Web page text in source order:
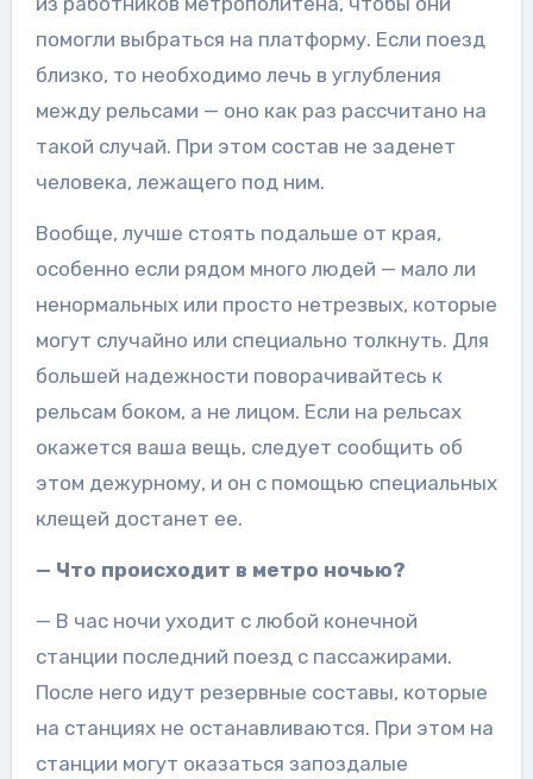
помогли выбраться на платформу. Если поезд
близко, то необходимо лечь в углубления
между рельсами — оно как раз рассчитано на
такой случай. При этом состав не заденет
человека, лежащего под ним.
Вообще, лучше стоять подальше от края,
особенно если рядом много людей — мало ли
ненормальных или просто нетрезвых, которые
могут случайно или специально толкнуть. Для
большей надежности поворачивайтесь к
рельсам боком, а не лицом. Если на рельсах
окажется ваша вещь, следует сообщить об
этом дежурному, и он с помощью специальных
клещей достанет ее.
— Что происходит в метро ночью?
— В час ночи уходит с любой конечной
станции последний поезд с пассажирами.
После него идут резервные составы, которые
на станциях не останавливаются. При этом на
станции могут оказаться запоздалые